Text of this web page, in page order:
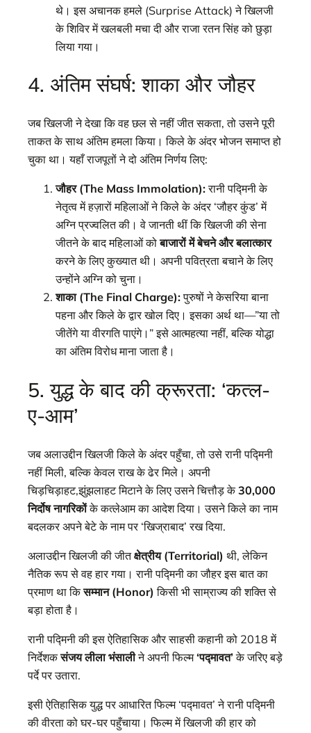
थे। इस अचानक हमले (Surprise Attack) ने खिलजी
के शिविर में खलबली मचा दी और राजा रतन सिंह को छुड़ा
लिया गया।
4. अंतिम संघर्ष: शाका और जौहर
जब खिलजी ने देखा कि वह छल से नहीं जीत सकता, तो उसने पूरी
ताकत के साथ अंतिम हमला किया। किले के अंदर भोजन समाप्त हो
चुका था। यहाँ राजपूतों ने दो अंतिम निर्णय लिए:
जौहर (The Mass Immolation):रानी पद्मिनी के
नेतृत्व में हज़ारों महिलाओं ने किले के अंदर ‘जौहर कुंड’ में
अग्नि प्रज्वलित की। वे जानती थीं कि खिलजी की सेना
जीतने के बाद महिलाओं कोबाजारों में बेचने और बलात्कार
करने के लिए कुख्यात थी। अपनी पवित्रता बचाने के लिए
उन्होंने अग्नि को चुना।
शाका (The Final Charge):पुरुषों ने केसरिया बाना
पहना और किले के द्वार खोल दिए। इसका अर्थ था—”या तो
जीतेंगे या वीरगति पाएंगे।” इसे आत्महत्या नहीं, बल्कि योद्धा
का अंतिम विरोध माना जाता है।
5. युद्ध के बाद की क्रूरता: ‘कत्ल-
ए-आम’
जब अलाउद्दीन खिलजी किले के अंदर पहुँचा, तो उसे रानी पद्मिनी
नहीं मिली, बल्कि केवल राख के ढेर मिले। अपनी
चिड़चिड़ाहट,झुंझलाहट मिटाने के लिए उसने चित्तौड़ के30,000
निर्दोष नागरिकोंके कत्लेआम का आदेश दिया। उसने किले का नाम
बदलकर अपने बेटे के नाम पर ‘खिज्राबाद’ रख दिया.
अलाउद्दीन खिलजी की जीतक्षेत्रीय (Territorial) थी, लेकिन
नैतिक रूप से वह हार गया। रानी पद्मिनी का जौहर इस बात का
प्रमाण था किसम्मान (Honor) किसी भी साम्राज्य की शक्ति से
बड़ा होता है।
रानी पद्मिनी की इस ऐतिहासिक और साहसी कहानी को 2018 में
निर्देशकसंजय लीला भंसालीने अपनी फिल्म‘पद्मावत’के जरिए बड़े
पर्दे पर उतारा.
इसी ऐतिहासिक युद्ध पर आधारित फिल्म ‘पद्मावत’ ने रानी पद्मिनी
की वीरता को घर-घर पहुँचाया। फिल्म में खिलजी की हार को